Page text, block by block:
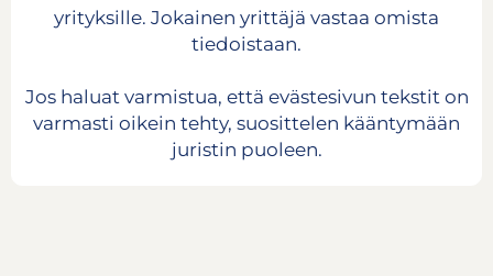
yrityksille. Jokainen yrittäjä vastaa omista
tiedoistaan.
Jos haluat varmistua, että evästesivun tekstit on
varmasti oikein tehty, suosittelen kääntymään
juristin puoleen.